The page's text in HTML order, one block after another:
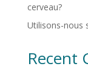
cerveau?
Utilisons-nous
Recent